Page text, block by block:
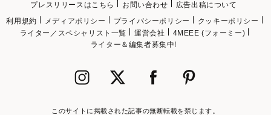
プレスリリースはこちら お問い合わせ
広告出稿について
利用規約
メディアポリシー プライバシーポリシー
クッキーポリシー
ライター／スペシャリスト一覧
運営会社
4MEEE (フォーミー)
ライター＆編集者募集中!
このサイトに掲載された記事の無断転載を禁じます。